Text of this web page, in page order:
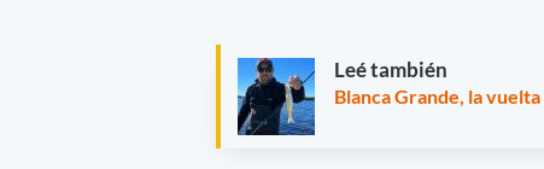
Leé también
Blanca Grande, la